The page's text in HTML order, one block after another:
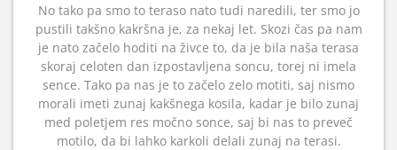
No tako pa smo to teraso nato tudi naredili, ter smo jo
pustili takšno kakršna je, za nekaj let. Skozi čas pa nam
je nato začelo hoditi na živce to, da je bila naša terasa
skoraj celoten dan izpostavljena soncu, torej ni imela
sence. Tako pa nas je to začelo zelo motiti, saj nismo
morali imeti zunaj kakšnega kosila, kadar je bilo zunaj
med poletjem res močno sonce, saj bi nas to preveč
motilo, da bi lahko karkoli delali zunaj na terasi.